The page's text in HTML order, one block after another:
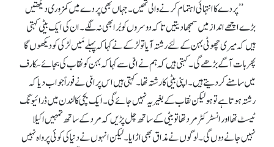
’’ پردے کا انتہائی اہتمام کرنے والی تھیں۔ جہاں بھی پردے میں کمزوری دیکھتیں
بڑے اچھے انداز میں سمجھا دیتیں تا کہ دوسروں کو بُرا بھی نہ لگے۔ ان کی ایک بیٹی کہتی
ہیں کہ میری چھوٹی بہن کے لئے رشتہ آیا تو لڑکے نے کہا کہ پہلے مَیں لڑکی کو دیکھوں گا
پھر بات آگے بڑھے گی۔ کہتی ہیں کہ ہم نے امّی سے کہا کہ بہن کو نقاب کی بجائے سکارف
میں سامنے کر دیتے ہیں۔ اپنی بیٹی کا رشتہ تھا۔ کہتی ہیں اس پر امّی نے فوراً جواب دیا کہ
رشتہ ہوتا ہے تو ہو لیکن نقاب کے بغیر یہ نہیں جائے گی۔ ایک بچی کا لندن میں ڈرائیونگ
ٹیسٹ تھا اور انسٹرکٹر مرد تھا تو بیٹی کے ساتھ چل پڑیں کہ مرد کے ساتھ تمہیں اکیلا
نہیں جانے دوں گی۔ لوگوں نے مذاق بھی اڑایا۔ لیکن انہوں نے دنیا کی کوئی پرواہ نہیں